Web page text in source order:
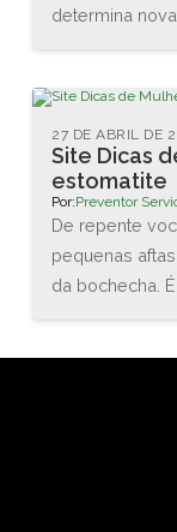
determina
mínimo do
aumentar de 2
UVA, que
valor do FPS
Site Dicas
estomatite
27 DE ABRIL DE
Por:Preventor
De repente
pequenas
da bochecha.
estruturas da
pode
língua, lábios,